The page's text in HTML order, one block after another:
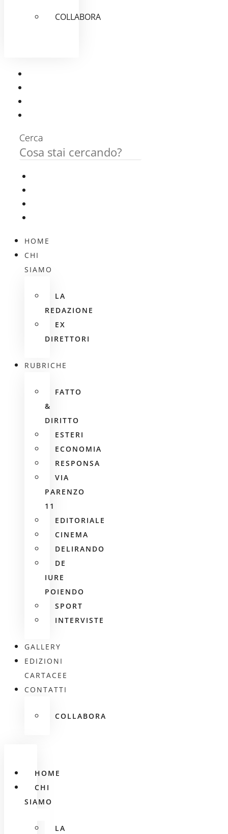
COLLABORA
Cerca
HOME
CHI
SIAMO
LA
REDAZIONE
EX
DIRETTORI
RUBRICHE
FATTO
&
DIRITTO
ESTERI
ECONOMIA
RESPONSA
VIA
PARENZO
11
EDITORIALE
CINEMA
DELIRANDO
DE
IURE
POIENDO
SPORT
INTERVISTE
GALLERY
EDIZIONI
CARTACEE
CONTATTI
COLLABORA
HOME
CHI
SIAMO
LA